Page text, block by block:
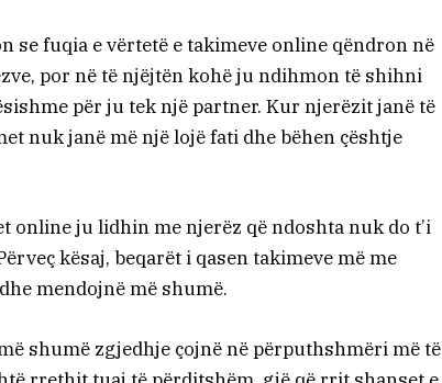
se fuqia e vërtetë e takimeve online qëndron në
por në të njëjtën kohë ju ndihmon të shihni
për ju tek një partner. Kur njerëzit janë të
nuk janë më një lojë fati dhe bëhen çështje
online ju lidhin me njerëz që ndoshta nuk do t’i
kësaj, beqarët i qasen takimeve më me
mendojnë më shumë.
shumë zgjedhje çojnë në përputhshmëri më të